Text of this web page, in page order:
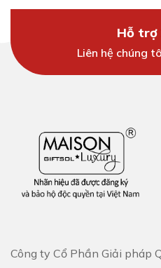
Hỗ trợ
Liên hệ chúng
Công ty Cổ Phần Giải pháp